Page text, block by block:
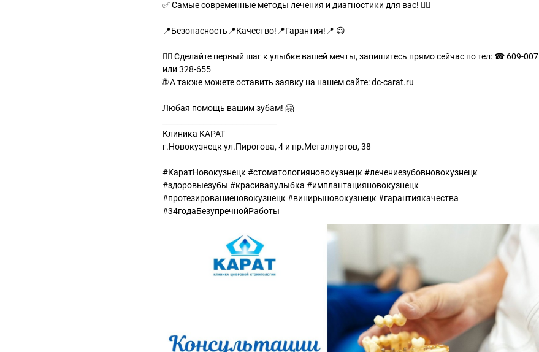
✅ Самые современные методы лечения и диагностики для вас! 👌🏻
📍Безопасность📍Качество!📍Гарантия!📍 😉
✍🏻 Сделайте первый шаг к улыбке вашей мечты, запишитесь прямо сейчас по тел: ☎ 609-007
или 328-655
🌐 А также можете оставить заявку на нашем сайте: dc-carat.ru
Любая помощь вашим зубам! 🤗
Клиника КАРАТ
г.Новокузнецк ул.Пирогова, 4 и пр.Металлургов, 38
#КаратНовокузнецк #стоматологияновокузнецк #лечениезубовновокузнецк
#здоровыезубы #красиваяулыбка #имплантацияновокузнецк
#протезированиеновокузнецк #винирыновокузнецк #гарантиякачества
#34годаБезупречнойРаботы